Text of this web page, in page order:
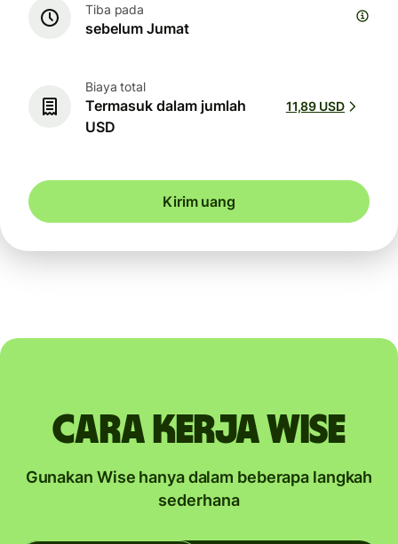
Tiba pada
sebelum Jumat
Biaya total
Termasuk dalam jumlah
USD
11,89 USD
Kirim uang
Cara kerja Wise
Gunakan Wise hanya dalam beberapa langkah
sederhana